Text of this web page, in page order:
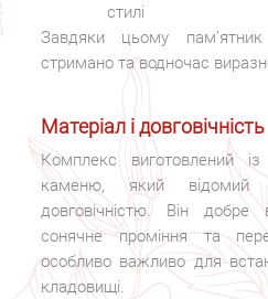
стилі
Завдяки цьому
стримано та водночас
Матеріал і довговічність
Комплекс виготовлений
каменю, який відомий
довговічністю. Він
сонячне проміння та
особливо важливо для
кладовищі.